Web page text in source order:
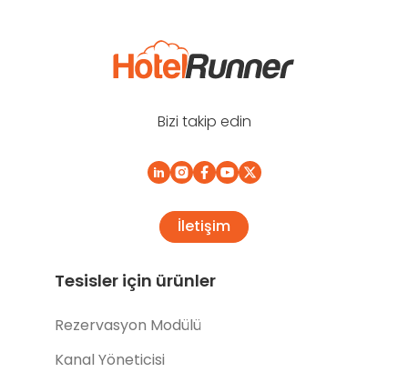
Bizi takip edin
İletişim
Tesisler için ürünler
Rezervasyon Modülü
Kanal Yöneticisi